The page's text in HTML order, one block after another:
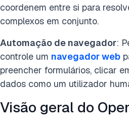
coordenem entre si para
complexos em conjunto.
Automação de navegador:
controle um navegador web
preencher formulários, clicar
dados como um utilizador
Visão geral do